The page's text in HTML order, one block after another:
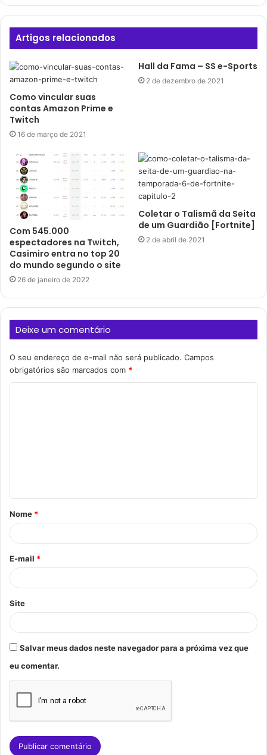
Artigos relacionados
Como vincular suas
contas Amazon Prime e
Twitch
16 de março de 2021
Hall da Fama – SS e-Sports
2 de dezembro de 2021
Com 545.000
espectadores na Twitch,
Casimiro entra no top 20
do mundo segundo o site
26 de janeiro de 2022
Coletar o Talismã da Seita
de um Guardião [Fortnite]
2 de abril de 2021
Deixe um comentário
O seu endereço de e-mail não será publicado. Campos
obrigatórios são marcados com *
á
r
*
Nome *
E-mail *
Site
Salvar meus dados neste navegador para a próxima vez que
eu comentar.